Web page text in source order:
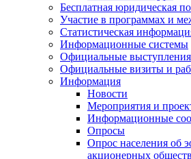
Бесплатная юридическая
Участие в программах и
Статистическая
Информационные системы
Официальные выступления
Официальные визиты и
Информация
Новости
Мероприятия и
Информационные
Опросы
Опрос населения об
акционерных